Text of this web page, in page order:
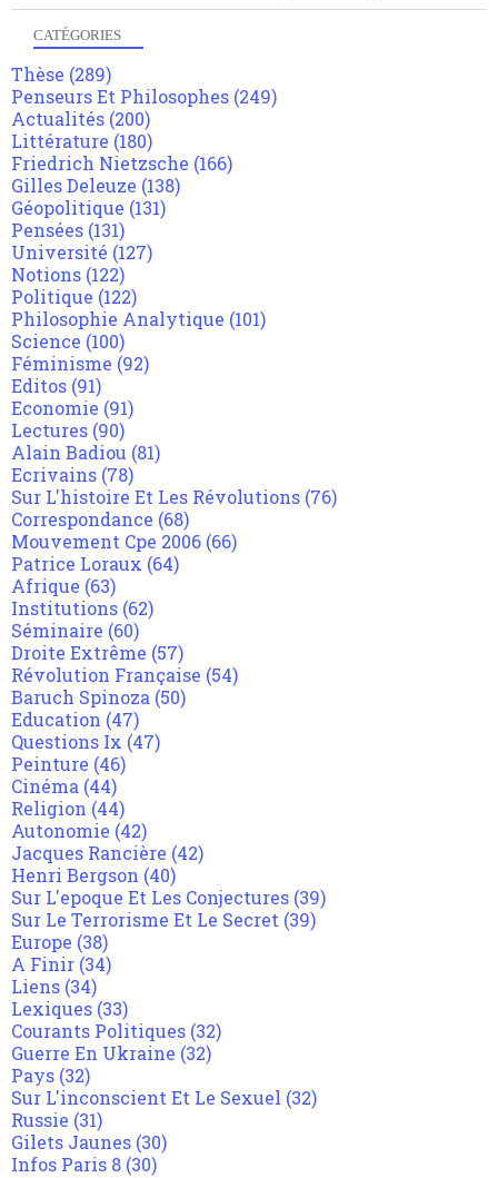
CATÉGORIES
Thèse (289)
Penseurs Et Philosophes (249)
Actualités (200)
Littérature (180)
Friedrich Nietzsche (166)
Gilles Deleuze (138)
Géopolitique (131)
Pensées (131)
Université (127)
Notions (122)
Politique (122)
Philosophie Analytique (101)
Science (100)
Féminisme (92)
Editos (91)
Economie (91)
Lectures (90)
Alain Badiou (81)
Ecrivains (78)
Sur L'histoire Et Les Révolutions (76)
Correspondance (68)
Mouvement Cpe 2006 (66)
Patrice Loraux (64)
Afrique (63)
Institutions (62)
Séminaire (60)
Droite Extrême (57)
Révolution Française (54)
Baruch Spinoza (50)
Education (47)
Questions Ix (47)
Peinture (46)
Cinéma (44)
Religion (44)
Autonomie (42)
Jacques Rancière (42)
Henri Bergson (40)
Sur L'epoque Et Les Conjectures (39)
Sur Le Terrorisme Et Le Secret (39)
Europe (38)
A Finir (34)
Liens (34)
Lexiques (33)
Courants Politiques (32)
Guerre En Ukraine (32)
Pays (32)
Sur L'inconscient Et Le Sexuel (32)
Russie (31)
Gilets Jaunes (30)
Infos Paris 8 (30)